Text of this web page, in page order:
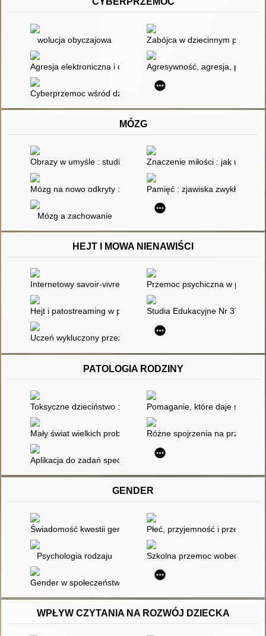
wolucja obyczajowa Zabójca w dziecinnym pokoju
Agresja elektroniczna i cyberbullying jako ryzykowne
Agresywność, agresja,
Cyberprzemoc wśród dzieci i młodzieży
MÓZG
Obrazy w umyśle : studia nad percepcją i wyobraźnią
Znaczenie miłości : jak
Mózg na nowo odkryty : początki polskiej myśli naukowej o
Pamięć : zjawiska zwykłe i
Mózg a zachowanie
HEJT I MOWA NIENAWIŚCI
Internetowy savoir-vivre, czyli jak wskoczyć na wyższy
Przemoc psychiczna w
Hejt i patostreaming w przestrzeni internetowej
Studia Edukacyjne Nr 37/2015
Uczeń wykluczony przez hejt w mediach społecznościowych
PATOLOGIA RODZINY
Toksyczne dzieciństwo : jak współczesny świat krzywdzi
Pomaganie, które daje siłę
Mały świat wielkich problemów Różne spojrzenia na przemoc
Aplikacja do zadań specjalnych
GENDER
Świadomość kwestii genderowych wśród przyszłych
Płeć, przyjemność i przemoc :
Psychologia rodzaju Szkolna przemoc wobec
Gender w społeczeństwie polskim
WPŁYW CZYTANIA NA ROZWÓJ DZIECKA